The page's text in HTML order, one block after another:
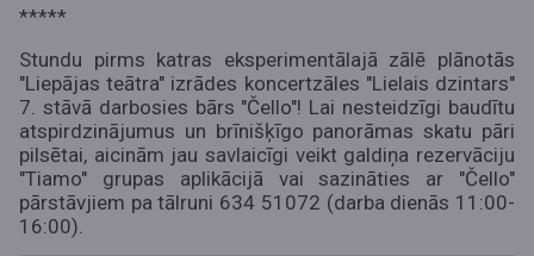
*****
Stundu pirms katras eksperimentālajā zālē plānotās
"Liepājas teātra" izrādes koncertzāles "Lielais dzintars"
7. stāvā darbosies bārs "Čello"! Lai nesteidzīgi baudītu
atspirdzinājumus un brīnišķīgo panorāmas skatu pāri
pilsētai, aicinām jau savlaicīgi veikt galdiņa rezervāciju
"Tiamo" grupas aplikācijā vai sazināties ar "Čello"
pārstāvjiem pa tālruni 634 51072 (darba dienās 11:00-
16:00).